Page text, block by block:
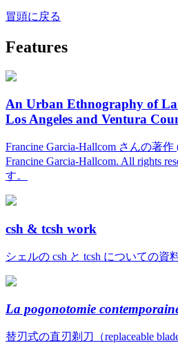
冒頭に戻る
Features
An Urban Ethnography of
Los Angeles and Ventura
Francine Garcia-Hallcom さんの著作
Francine Garcia-Hallcom. All rights
す。
csh & tcsh work
シェルの csh と tcsh についての資
La pogonotomie
替刃式の直刃剃刀（replaceable